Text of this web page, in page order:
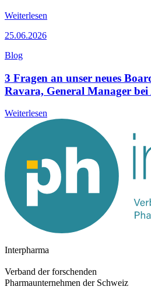
Weiterlesen
25.06.2026
Blog
3 Fragen an unser neues
Ravara, General Manager
Weiterlesen
Interpharma
Verband der forschenden
Pharmaunternehmen der Schweiz